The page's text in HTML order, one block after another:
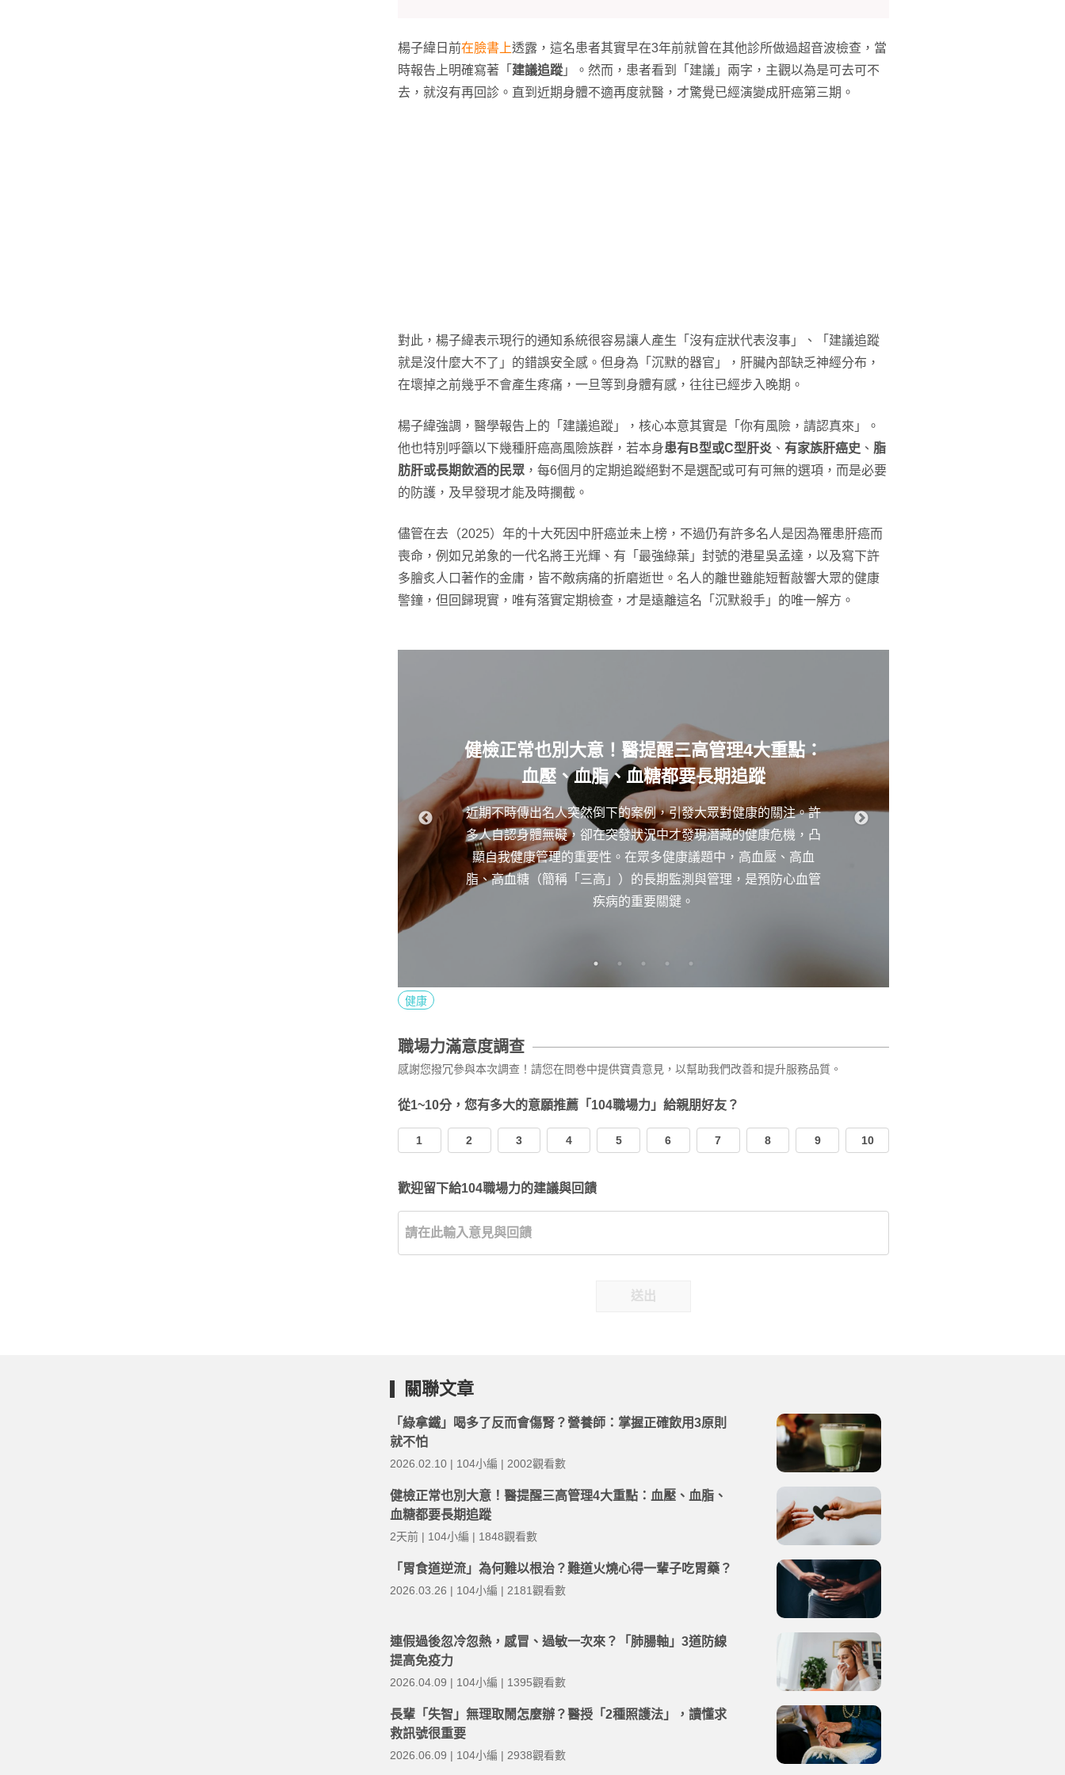
楊子緯日前在臉書上透露，這名患者其實早在3年前就曾在其他診所做過超音波檢查，當
時報告上明確寫著「 建議追蹤 」。然而，患者看到「建議」兩字，主觀以為是可去可不
去，就沒有再回診。直到近期身體不適再度就醫，才驚覺已經演變成肝癌第三期。
對此，楊子緯表示現行的通知系統很容易讓人產生「沒有症狀代表沒事」、「建議追蹤
就是沒什麼大不了」的錯誤安全感。但身為「沉默的器官」，肝臟內部缺乏神經分布，
在壞掉之前幾乎不會產生疼痛，一旦等到身體有感，往往已經步入晚期。
楊子緯強調，醫學報告上的「建議追蹤」，核心本意其實是「你有風險，請認真來」。
他也特別呼籲以下幾種肝癌高風險族群，若本身患有B型或C型肝炎 、 有家族肝癌史 、 脂
肪肝或長期飲酒的民眾 ，每6個月的定期追蹤絕對不是選配或可有可無的選項，而是必要
的防護，及早發現才能及時攔截。
儘管在去（2025）年的十大死因中肝癌並未上榜，不過仍有許多名人是因為罹患肝癌而
喪命，例如兄弟象的一代名將王光輝、有「最強綠葉」封號的港星吳孟達，以及寫下許
多膾炙人口著作的金庸，皆不敵病痛的折磨逝世。名人的離世雖能短暫敲響大眾的健康
警鐘，但回歸現實，唯有落實定期檢查，才是遠離這名「沉默殺手」的唯一解方。
健檢正常也別大意！醫提醒三高管理4大重點：
血壓、血脂、血糖都要長期追蹤
近期不時傳出名人突然倒下的案例，引發大眾對健康的關注。許
多人自認身體無礙，卻在突發狀況中才發現潛藏的健康危機，凸
顯自我健康管理的重要性。在眾多健康議題中，高血壓、高血
脂、高血糖（簡稱「三高」）的長期監測與管理，是預防心血管
疾病的重要關鍵。
健康
職場力滿意度調查
感謝您撥冗參與本次調查！請您在問卷中提供寶貴意見，以幫助我們改善和提升服務品質。
從1~10分，您有多大的意願推薦「104職場力」給親朋好友？
1 2 3 4 5 6 7 8 9 10
歡迎留下給104職場力的建議與回饋
送出
關聯文章
「綠拿鐵」喝多了反而會傷腎？營養師：掌握正確飲用3原則
就不怕
2026.02.10 | 104小編 | 2002觀看數
健檢正常也別大意！醫提醒三高管理4大重點：血壓、血脂、
血糖都要長期追蹤
2天前 | 104小編 | 1848觀看數
「胃食道逆流」為何難以根治？難道火燒心得一輩子吃胃藥？
2026.03.26 | 104小編 | 2181觀看數
連假過後忽冷忽熱，感冒、過敏一次來？「肺腸軸」3道防線
提高免疫力
2026.04.09 | 104小編 | 1395觀看數
長輩「失智」無理取鬧怎麼辦？醫授「2種照護法」，讀懂求
救訊號很重要
2026.06.09 | 104小編 | 2938觀看數